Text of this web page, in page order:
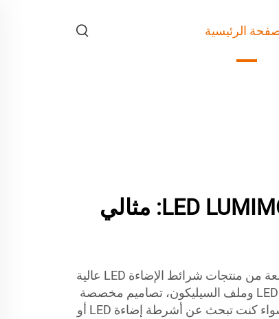
الرئيسية
شريط الإضاءة LED LUMIMORE: مثالي
في LUMIMORE، نقدم تشكيلة واسعة من منتجات شرائط الإضاءة LED عالية
الجودة. تشمل منتجاتنا، مثل محرك LED وملف السيليكون، تصاميم مخصصة
لتلبية الطلب المتنوع للعملاء B2B. سواء كنت تبحث عن أشرطة إضاءة LED أو